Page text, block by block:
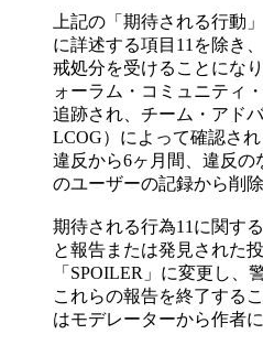
上記の「期待される行動
に詳述する項目11を除き
戒処分を受けることにな
ォーラム・コミュニティ
追跡され、チーム・アド
LCOG）によって確認さ
違反から6ヶ月間、違反の
のユーザーの記録から削除
期待される行為11に関す
と報告または発見された
「SPOILER」に変更し、
これらの報告を終了する
はモデレーターから作者